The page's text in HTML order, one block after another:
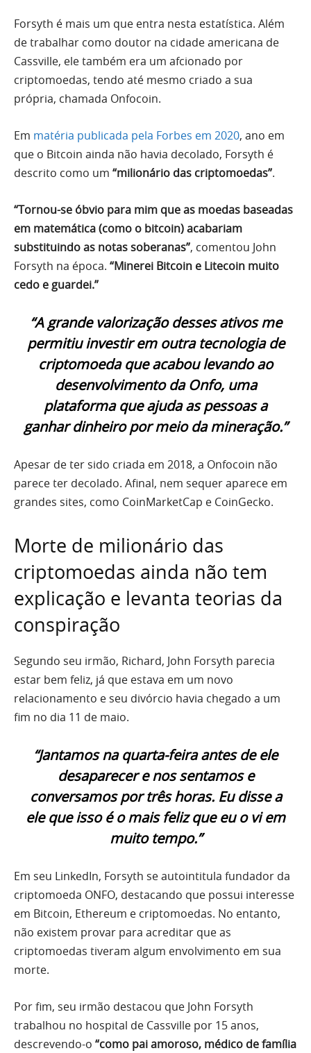
Forsyth é mais um que entra nesta estatística. Além
de trabalhar como doutor na cidade americana de
Cassville, ele também era um afcionado por
criptomoedas, tendo até mesmo criado a sua
própria, chamada Onfocoin.
Em matéria publicada pela Forbes em 2020, ano em
que o Bitcoin ainda não havia decolado, Forsyth é
descrito como um “milionário das criptomoedas”.
“Tornou-se óbvio para mim que as moedas baseadas
em matemática (como o bitcoin) acabariam
substituindo as notas soberanas”, comentou John
Forsyth na época. “Minerei Bitcoin e Litecoin muito
cedo e guardei.”
“A grande valorização desses ativos me
permitiu investir em outra tecnologia de
criptomoeda que acabou levando ao
desenvolvimento da Onfo, uma
plataforma que ajuda as pessoas a
ganhar dinheiro por meio da mineração.”
Apesar de ter sido criada em 2018, a Onfocoin não
parece ter decolado. Afinal, nem sequer aparece em
grandes sites, como CoinMarketCap e CoinGecko.
Morte de milionário das
criptomoedas ainda não tem
explicação e levanta teorias da
conspiração
Segundo seu irmão, Richard, John Forsyth parecia
estar bem feliz, já que estava em um novo
relacionamento e seu divórcio havia chegado a um
fim no dia 11 de maio.
“Jantamos na quarta-feira antes de ele
desaparecer e nos sentamos e
conversamos por três horas. Eu disse a
ele que isso é o mais feliz que eu o vi em
muito tempo.”
Em seu LinkedIn, Forsyth se autointitula fundador da
criptomoeda ONFO, destacando que possui interesse
em Bitcoin, Ethereum e criptomoedas. No entanto,
não existem provar para acreditar que as
criptomoedas tiveram algum envolvimento em sua
morte.
Por fim, seu irmão destacou que John Forsyth
trabalhou no hospital de Cassville por 15 anos,
descrevendo-o “como pai amoroso, médico de família